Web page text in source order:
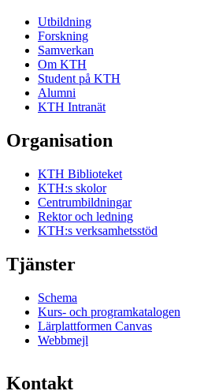
Utbildning
Forskning
Samverkan
Om KTH
Student på KTH
Alumni
KTH Intranät
Organisation
KTH Biblioteket
KTH:s skolor
Centrumbildningar
Rektor och ledning
KTH:s verksamhetsstöd
Tjänster
Schema
Kurs- och programkatalogen
Lärplattformen Canvas
Webbmejl
Kontakt